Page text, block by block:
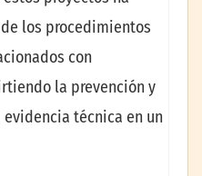
los procedimientos
con
la prevención y
técnica en un